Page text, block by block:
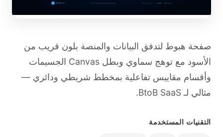
صفحة هبوط لتدفق البيانات والمنصة بلون قريب من
الأسود مع توهج سماوي وبطل Canvas الجسيمات
وأقسام مقاييس تفاعلية بمخطط شريطي ودائري —
مثالي لـ BtoB SaaS.
التقنيات المستخدمة